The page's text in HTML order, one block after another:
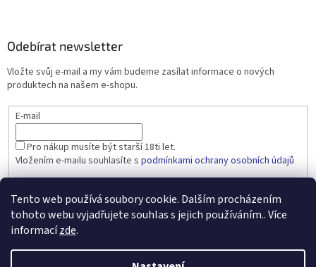
Tento web používá soubory cookie. Dalším procházením
tohoto webu vyjadřujete souhlas s jejich používáním.. Více
informacízde.
Odebírat newsletter
Vložte svůj e-mail a my vám budeme zasílat informace o nových
produktech na našem e-shopu.
E-mail
Pro nákup musíte být starší 18ti let.
Vložením e-mailu souhlasíte s podmínkami ochrany osobních údajů
PŘIHLÁSIT SE